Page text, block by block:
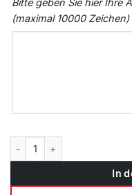
(maximal 10000 Zeichen)
2-flüglige Balkontür
In